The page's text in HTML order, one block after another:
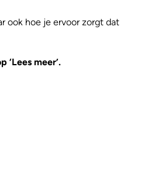
ook hoe je ervoor zorgt dat
meer’.